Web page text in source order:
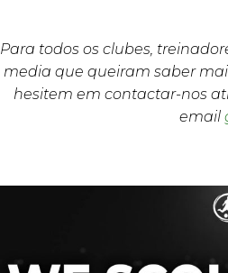
Para todos os clubes,
media que queiram saber
hesitem em contactar-nos
email